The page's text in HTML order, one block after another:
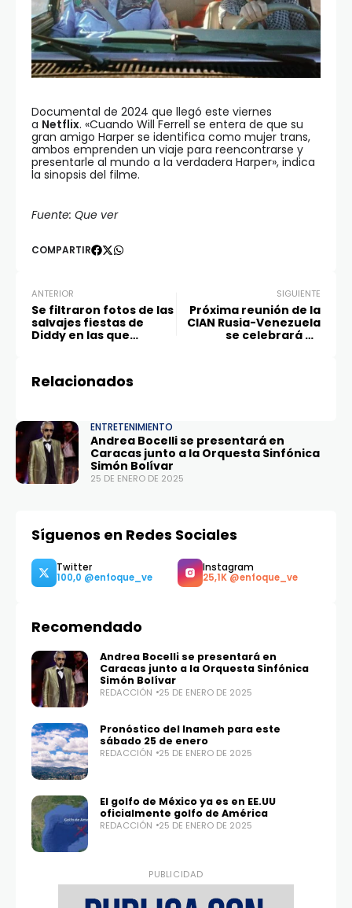
Documental de 2024 que llegó este viernes
a Netflix. «Cuando Will Ferrell se entera de que su
gran amigo Harper se identifica como mujer trans,
ambos emprenden un viaje para reencontrarse y
presentarle al mundo a la verdadera Harper», indica
la sinopsis del filme.
Fuente: Que ver
COMPARTIR
ANTERIOR
Se filtraron fotos de las
salvajes fiestas de
Diddy en las que
SIGUIENTE
Próxima reunión de la
CIAN Rusia-Venezuela
se celebrará en
Relacionados
ENTRETENIMIENTO
Andrea Bocelli se presentará en
Caracas junto a la Orquesta Sinfónica
Simón Bolívar
25 DE ENERO DE 2025
Síguenos en Redes Sociales
100,0
25,1K
Recomendado
Andrea Bocelli se presentará en
Caracas junto a la Orquesta Sinfónica
Simón Bolívar
REDACCIÓN 25 DE ENERO DE 2025
Pronóstico del Inameh para este
sábado 25 de enero
REDACCIÓN 25 DE ENERO DE 2025
El golfo de México ya es en EE.UU
oficialmente golfo de América
REDACCIÓN 25 DE ENERO DE 2025
PUBLICIDAD